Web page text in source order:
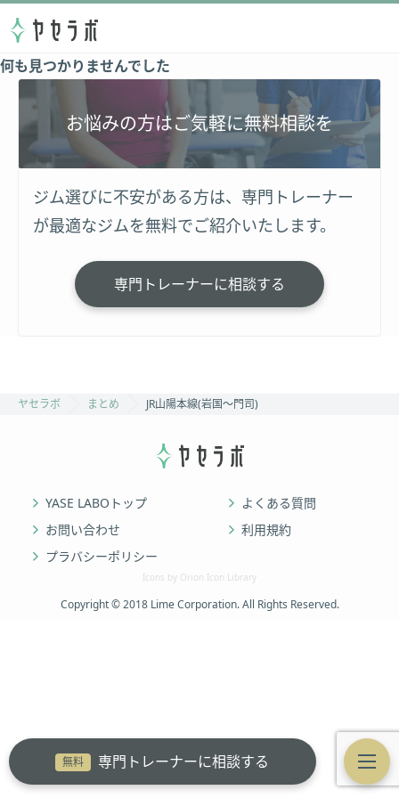
無料 専門トレーナーに相談する
何も見つかりませんでした
お悩みの方はご気軽に無料相談を
ジム選びに不安がある方は、専門トレーナー
が最適なジムを無料でご紹介いたします。
専門トレーナーに相談する
ヤセラボ まとめ JR山陽本線(岩国～門司)
YASE LABOトップ
よくある質問
お問い合わせ
利用規約
プラバシーポリシー
Icons by Orion Icon Library
Copyright © 2018 Lime Corporation. All Rights Reserved.